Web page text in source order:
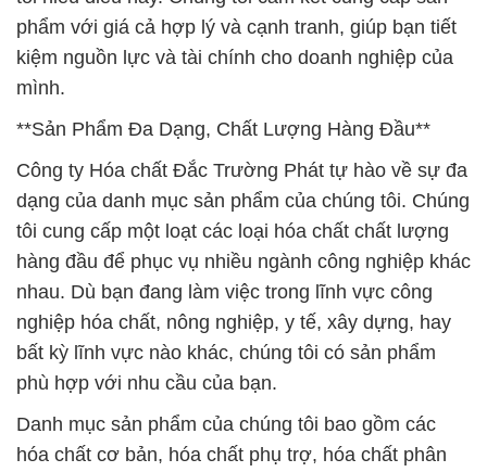
phẩm với giá cả hợp lý và cạnh tranh, giúp bạn tiết
kiệm nguồn lực và tài chính cho doanh nghiệp của
mình.
**Sản Phẩm Đa Dạng, Chất Lượng Hàng Đầu**
Công ty Hóa chất Đắc Trường Phát tự hào về sự đa
dạng của danh mục sản phẩm của chúng tôi. Chúng
tôi cung cấp một loạt các loại hóa chất chất lượng
hàng đầu để phục vụ nhiều ngành công nghiệp khác
nhau. Dù bạn đang làm việc trong lĩnh vực công
nghiệp hóa chất, nông nghiệp, y tế, xây dựng, hay
bất kỳ lĩnh vực nào khác, chúng tôi có sản phẩm
phù hợp với nhu cầu của bạn.
Danh mục sản phẩm của chúng tôi bao gồm các
hóa chất cơ bản, hóa chất phụ trợ, hóa chất phân